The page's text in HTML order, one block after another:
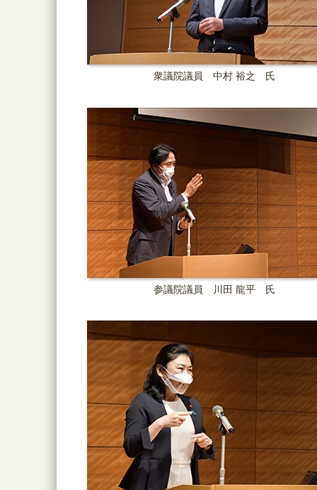
衆議院議員 中村 裕之 氏
参議院議員 川田 龍平 氏